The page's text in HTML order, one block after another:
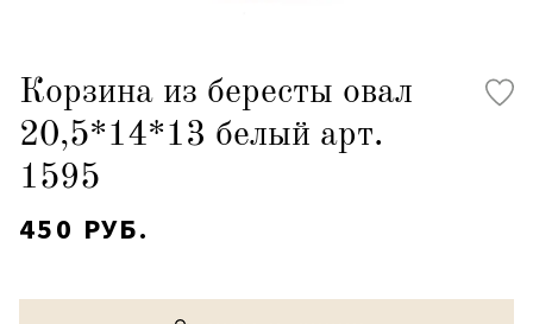
Корзина из бересты овал
20,5*14*13 белый арт.
1595
450 РУБ.